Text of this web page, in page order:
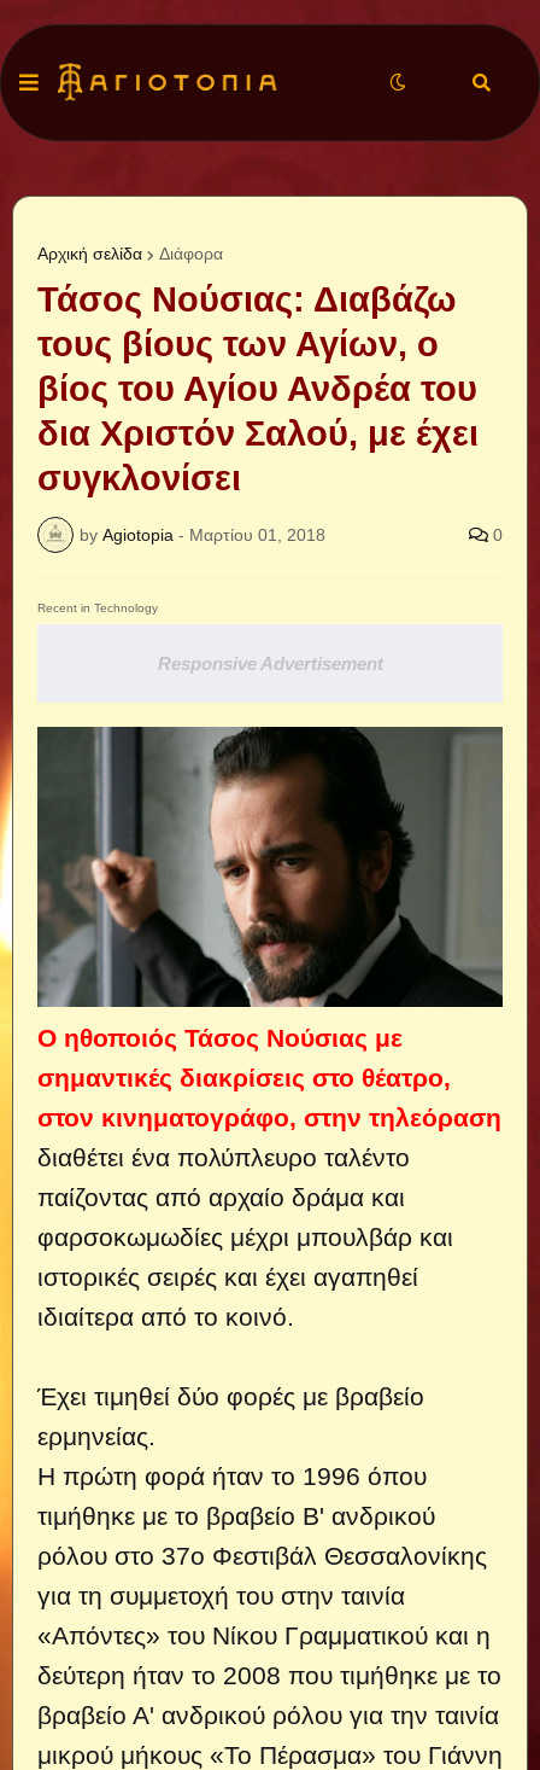
Αρχική σελίδα Διάφορα
Τάσος Νούσιας: Διαβάζω
τους βίους των Αγίων, ο
βίος του Αγίου Ανδρέα του
δια Χριστόν Σαλού, με έχει
συγκλονίσει
by Agiotopia - Μαρτίου 01, 2018 0
Recent in Technology
Responsive Advertisement
Ο ηθοποιός Τάσος Νούσιας με
σημαντικές διακρίσεις στο θέατρο,
στον κινηματογράφο, στην τηλεόραση
διαθέτει ένα πολύπλευρο ταλέντο
παίζοντας από αρχαίο δράμα και
φαρσοκωμωδίες μέχρι μπουλβάρ και
ιστορικές σειρές και έχει αγαπηθεί
ιδιαίτερα από το κοινό.
Έχει τιμηθεί δύο φορές με βραβείο
ερμηνείας.
Η πρώτη φορά ήταν το 1996 όπου
τιμήθηκε με το βραβείο Β' ανδρικού
ρόλου στο 37ο Φεστιβάλ Θεσσαλονίκης
για τη συμμετοχή του στην ταινία
«Απόντες» του Νίκου Γραμματικού και η
δεύτερη ήταν το 2008 που τιμήθηκε με το
βραβείο Α' ανδρικού ρόλου για την ταινία
μικρού μήκους «Το Πέρασμα» του Γιάννη